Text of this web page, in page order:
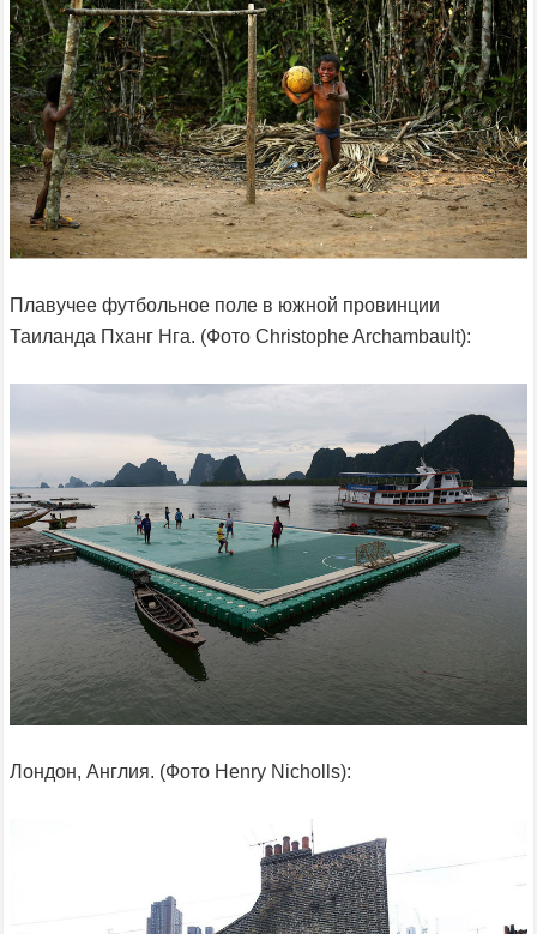
Плавучее футбольное поле в южной провинции
Таиланда Пханг Нга. (Фото Christophe Archambault):
Лондон, Англия. (Фото Henry Nicholls):